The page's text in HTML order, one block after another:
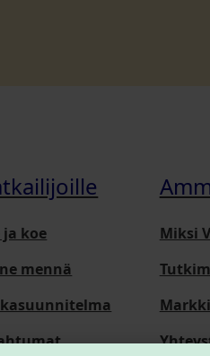
ja koe
mennä
Miksi